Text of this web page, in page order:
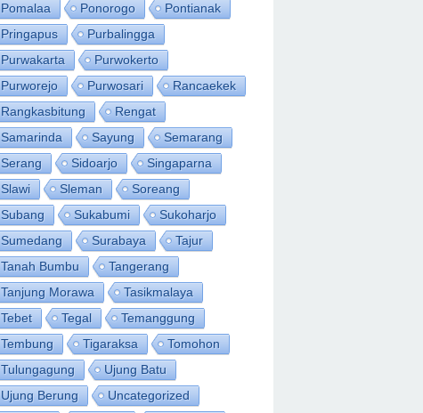
Pomalaa
Ponorogo
Pontianak
Pringapus
Purbalingga
Purwakarta
Purwokerto
Purworejo
Purwosari
Rancaekek
Rangkasbitung
Rengat
Samarinda
Sayung
Semarang
Serang
Sidoarjo
Singaparna
Slawi
Sleman
Soreang
Subang
Sukabumi
Sukoharjo
Sumedang
Surabaya
Tajur
Tanah Bumbu
Tangerang
Tanjung Morawa
Tasikmalaya
Tebet
Tegal
Temanggung
Tembung
Tigaraksa
Tomohon
Tulungagung
Ujung Batu
Ujung Berung
Uncategorized